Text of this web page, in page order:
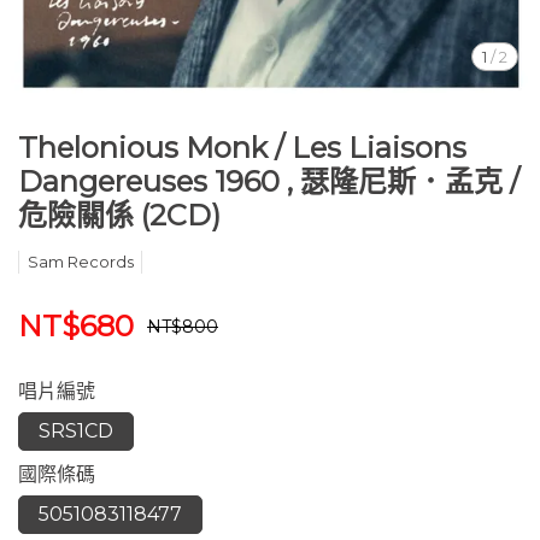
1 /2
Thelonious Monk / Les Liaisons
Dangereuses 1960 , 瑟隆尼斯．孟克 /
危險關係 (2CD)
Sam Records
NT$680 NT$800
唱片編號
SRS1CD
國際條碼
5051083118477